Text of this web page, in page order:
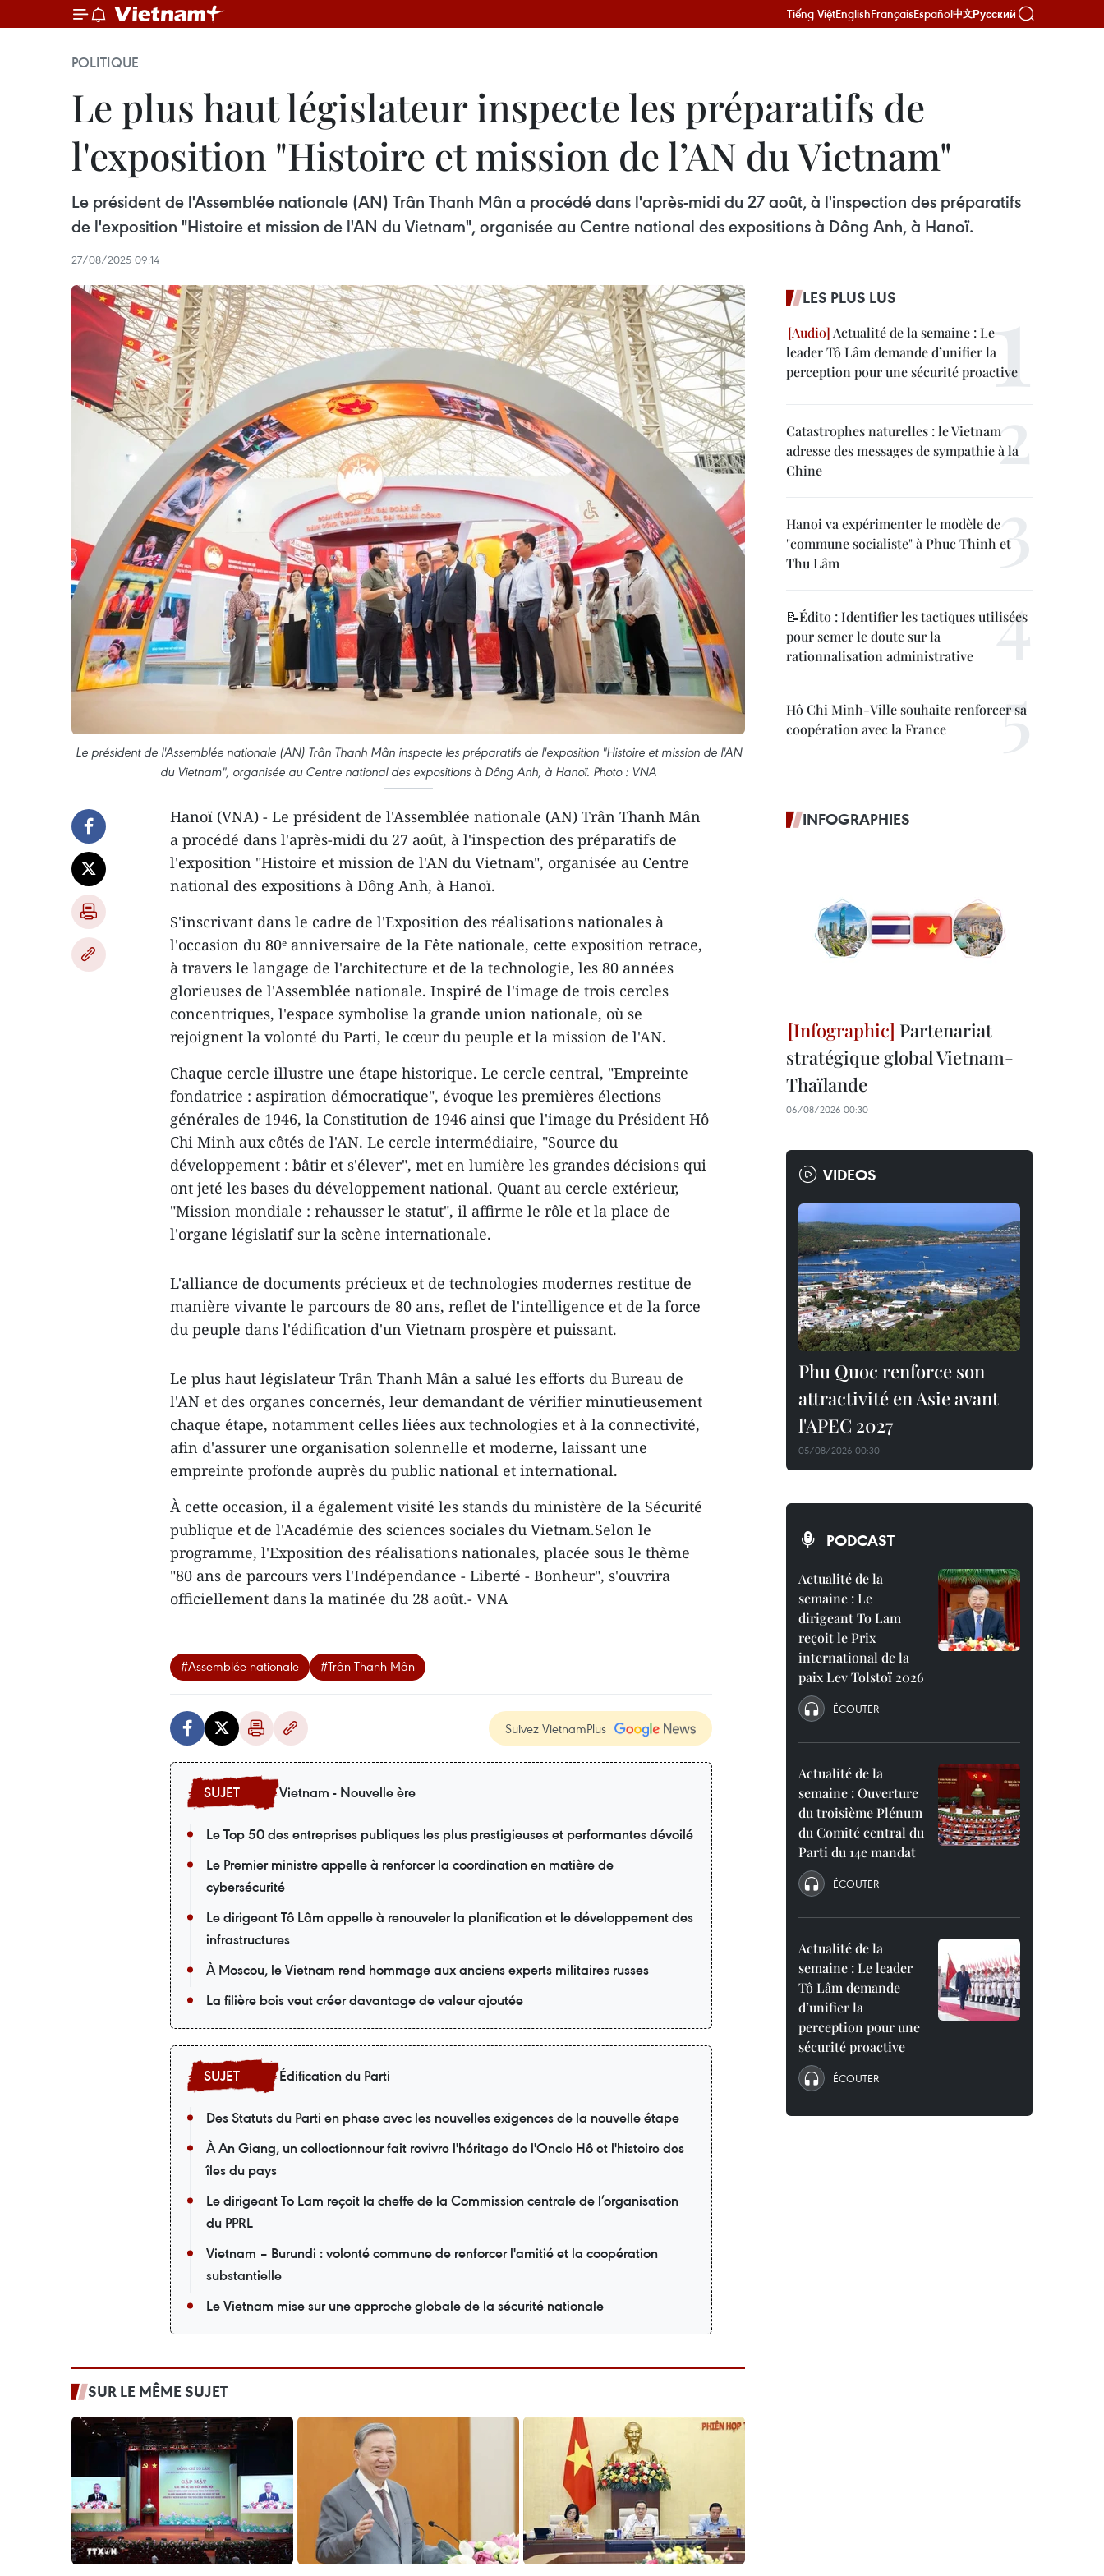
Tiếng ViệtEnglishFrançaisEspañol中文Русский
POLITIQUE
Le plus haut législateur inspecte les préparatifs de
l'exposition "Histoire et mission de l’AN du Vietnam"
Le président de l'Assemblée nationale (AN) Trân Thanh Mân a procédé dans l'après-midi du 27 août, à l'inspection des préparatifs
de l'exposition "Histoire et mission de l'AN du Vietnam", organisée au Centre national des expositions à Dông Anh, à Hanoï.
27/08/2025 09:14
Le président de l'Assemblée nationale (AN) Trân Thanh Mân inspecte les préparatifs de l'exposition "Histoire et mission de l'AN
du Vietnam", organisée au Centre national des expositions à Dông Anh, à Hanoï. Photo : VNA
Hanoï (VNA) - Le président de l'Assemblée nationale (AN) Trân Thanh Mân
a procédé dans l'après-midi du 27 août, à l'inspection des préparatifs de
l'exposition "Histoire et mission de l'AN du Vietnam", organisée au Centre
national des expositions à Dông Anh, à Hanoï.
S'inscrivant dans le cadre de l'Exposition des réalisations nationales à
l'occasion du 80ᵉ anniversaire de la Fête nationale, cette exposition retrace,
à travers le langage de l'architecture et de la technologie, les 80 années
glorieuses de l'Assemblée nationale. Inspiré de l'image de trois cercles
concentriques, l'espace symbolise la grande union nationale, où se
rejoignent la volonté du Parti, le cœur du peuple et la mission de l'AN.
Chaque cercle illustre une étape historique. Le cercle central, "Empreinte
fondatrice : aspiration démocratique", évoque les premières élections
générales de 1946, la Constitution de 1946 ainsi que l'image du Président Hô
Chi Minh aux côtés de l'AN. Le cercle intermédiaire, "Source du
développement : bâtir et s'élever", met en lumière les grandes décisions qui
ont jeté les bases du développement national. Quant au cercle extérieur,
"Mission mondiale : rehausser le statut", il affirme le rôle et la place de
l'organe législatif sur la scène internationale.
L'alliance de documents précieux et de technologies modernes restitue de
manière vivante le parcours de 80 ans, reflet de l'intelligence et de la force
du peuple dans l'édification d'un Vietnam prospère et puissant.
Le plus haut législateur Trân Thanh Mân a salué les efforts du Bureau de
l'AN et des organes concernés, leur demandant de vérifier minutieusement
chaque étape, notamment celles liées aux technologies et à la connectivité,
afin d'assurer une organisation solennelle et moderne, laissant une
empreinte profonde auprès du public national et international.
À cette occasion, il a également visité les stands du ministère de la Sécurité
publique et de l'Académie des sciences sociales du Vietnam.Selon le
programme, l'Exposition des réalisations nationales, placée sous le thème
"80 ans de parcours vers l'Indépendance - Liberté - Bonheur", s'ouvrira
officiellement dans la matinée du 28 août.- VNA
#Assemblée nationale #Trân Thanh Mân
Suivez VietnamPlus
Vietnam - Nouvelle ère
Le Top 50 des entreprises publiques les plus prestigieuses et performantes dévoilé
Le Premier ministre appelle à renforcer la coordination en matière de
cybersécurité
Le dirigeant Tô Lâm appelle à renouveler la planification et le développement des
infrastructures
À Moscou, le Vietnam rend hommage aux anciens experts militaires russes
La filière bois veut créer davantage de valeur ajoutée
Édification du Parti
Des Statuts du Parti en phase avec les nouvelles exigences de la nouvelle étape
À An Giang, un collectionneur fait revivre l'héritage de l'Oncle Hô et l'histoire des
îles du pays
Le dirigeant To Lam reçoit la cheffe de la Commission centrale de l’organisation
du PPRL
Vietnam – Burundi : volonté commune de renforcer l'amitié et la coopération
substantielle
Le Vietnam mise sur une approche globale de la sécurité nationale
SUR LE MÊME SUJET
LES PLUS LUS
Actualité de la semaine : Le
leader Tô Lâm demande d’unifier la
perception pour une sécurité proactive
Catastrophes naturelles : le Vietnam
adresse des messages de sympathie à la
Chine
Hanoi va expérimenter le modèle de
"commune socialiste" à Phuc Thinh et
Thu Lâm
📝Édito : Identifier les tactiques utilisées
pour semer le doute sur la
rationnalisation administrative
Hô Chi Minh-Ville souhaite renforcer sa
coopération avec la France
INFOGRAPHIES
Partenariat
stratégique global Vietnam-
Thaïlande
06/08/2026 00:30
VIDEOS
Phu Quoc renforce son
attractivité en Asie avant
l'APEC 2027
05/08/2026 00:30
PODCAST
Actualité de la
semaine : Le
dirigeant To Lam
reçoit le Prix
international de la
paix Lev Tolstoï 2026
ÉCOUTER
Actualité de la
semaine : Ouverture
du troisième Plénum
du Comité central du
Parti du 14e mandat
ÉCOUTER
Actualité de la
semaine : Le leader
Tô Lâm demande
d’unifier la
perception pour une
sécurité proactive
ÉCOUTER